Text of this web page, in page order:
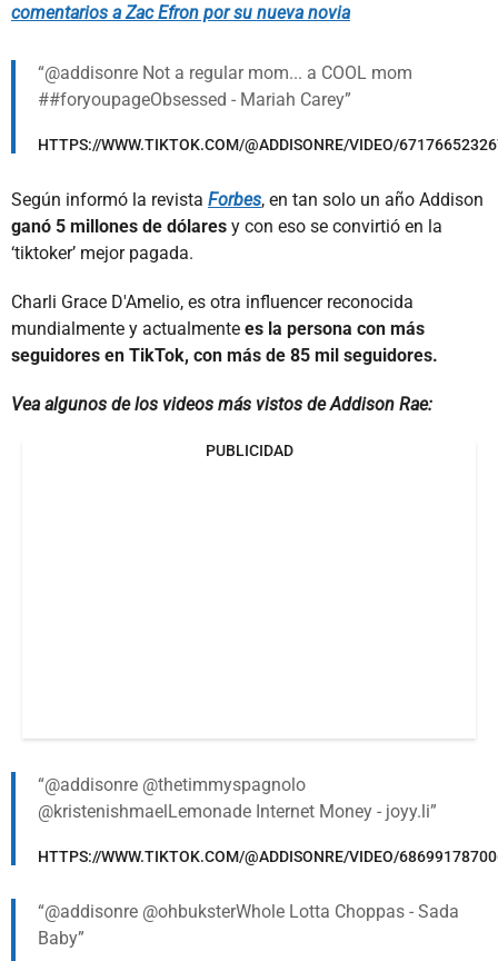
comentarios a Zac Efron por su nueva novia
@addisonre Not a regular mom... a COOL mom
##foryoupageObsessed - Mariah Carey
HTTPS://WWW.TIKTOK.COM/@ADDISONRE/VIDEO/
Según informó la revista Forbes, en tan solo un año Addison
ganó 5 millones de dólares y con eso se convirtió en la
‘tiktoker’ mejor pagada.
Charli Grace D'Amelio, es otra influencer reconocida
mundialmente y actualmente es la persona con más
seguidores en TikTok, con más de 85 mil seguidores.
Vea algunos de los videos más vistos de Addison Rae:
PUBLICIDAD
@addisonre @thetimmyspagnolo
@kristenishmaelLemonade Internet Money - joyy.li
HTTPS://WWW.TIKTOK.COM/@ADDISONRE/VIDEO/
@addisonre @ohbuksterWhole Lotta Choppas - Sada
Baby